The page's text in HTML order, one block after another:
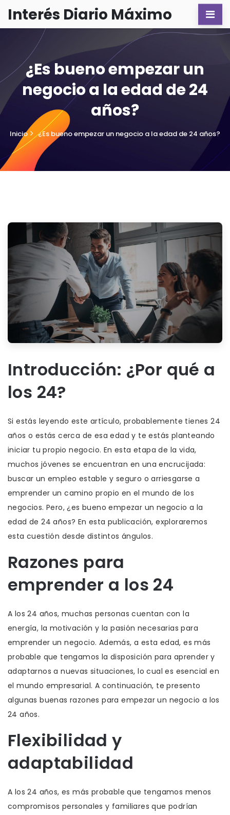
Interés Diario Máximo
¿Es bueno empezar un
negocio a la edad de 24
años?
Inicio ¿Es bueno empezar un negocio a la edad de 24 años?
Introducción: ¿Por qué a
los 24?
Si estás leyendo este artículo, probablemente tienes 24
años o estás cerca de esa edad y te estás planteando
iniciar tu propio negocio. En esta etapa de la vida,
muchos jóvenes se encuentran en una encrucijada:
buscar un empleo estable y seguro o arriesgarse a
emprender un camino propio en el mundo de los
negocios. Pero, ¿es bueno empezar un negocio a la
edad de 24 años? En esta publicación, exploraremos
esta cuestión desde distintos ángulos.
Razones para
emprender a los 24
A los 24 años, muchas personas cuentan con la
energía, la motivación y la pasión necesarias para
emprender un negocio. Además, a esta edad, es más
probable que tengamos la disposición para aprender y
adaptarnos a nuevas situaciones, lo cual es esencial en
el mundo empresarial. A continuación, te presento
algunas buenas razones para empezar un negocio a los
24 años.
Flexibilidad y
adaptabilidad
A los 24 años, es más probable que tengamos menos
compromisos personales y familiares que podrían